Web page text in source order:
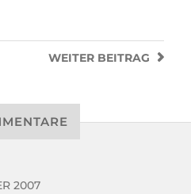
WEITER BEITRAG
2007